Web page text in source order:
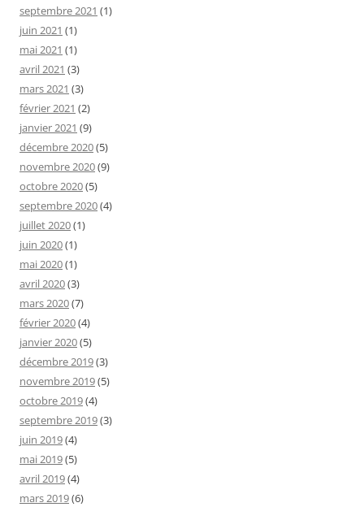
septembre 2021 (1)
juin 2021 (1)
mai 2021 (1)
avril 2021 (3)
mars 2021 (3)
février 2021 (2)
janvier 2021 (9)
décembre 2020(5)
novembre 2020(9)
octobre 2020(5)
septembre 2020(4)
juillet 2020(1)
juin 2020(1)
mai 2020(1)
avril 2020(3)
mars 2020(7)
février 2020(4)
janvier 2020(5)
décembre 2019(3)
novembre 2019(5)
octobre 2019(4)
septembre 2019(3)
juin 2019(4)
mai 2019(5)
avril 2019(4)
mars 2019(6)